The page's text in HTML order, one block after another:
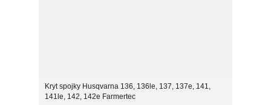
Kryt spojky Husqvarna 136, 136le, 137, 137e, 141,
141le, 142, 142e Farmertec